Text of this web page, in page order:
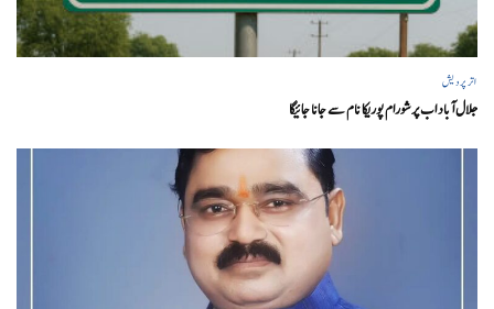
اتر پردیش
جلال آباد اب پرشورام پوریکا نام سے جانا جائیگا